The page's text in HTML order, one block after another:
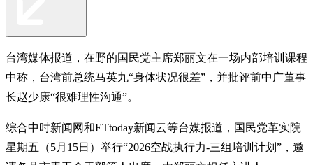
台湾媒体报道，在野的国民党主席郑丽文在一场内部培训课程
中称，台湾前总统马英九“身体状况很差”，并批评前中广董事
长赵少康“很难理性沟通”。
综合中时新闻网和ETtoday新闻云等台媒报道，国民党革实院
星期五（5月15日）举行“2026空战执行力-三组培训计划”，邀